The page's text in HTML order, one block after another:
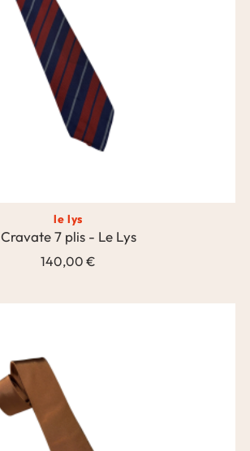
le lys
Cravate 7 plis - Le Lys
140,00 €